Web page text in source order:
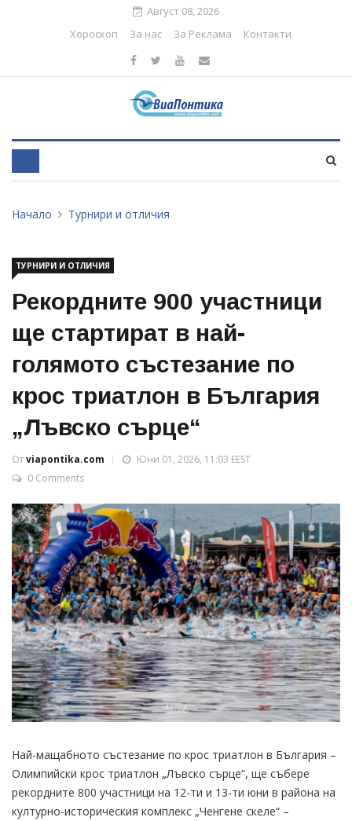
Август 08, 2026
Хороскоп
За нас За Реклама Контакти
Начало Турнири и отличия
ТУРНИРИ И ОТЛИЧИЯ
Рекордните 900 участници
ще стартират в най-
голямото състезание по
крос триатлон в България
„Лъвско сърце“
Отviapontika.com
Юни 01, 2026, 11:03 EEST
0 Comments
Най-мащабното състезание по крос триатлон в България –
Олимпийски крос триатлон „Лъвско сърце“, ще събере
рекордните 800 участници на 12-ти и 13-ти юни в района на
културно-историческия комплекс „Ченгене скеле“ –